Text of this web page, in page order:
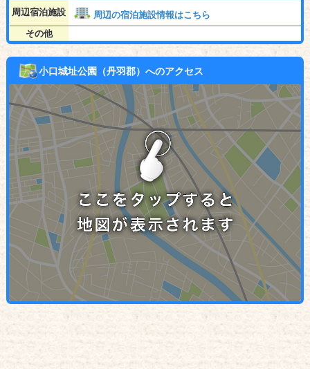
周辺宿泊施設
周辺の宿泊施設情報はこちら
その他
小口城址公園（丹羽郡）へのアクセス